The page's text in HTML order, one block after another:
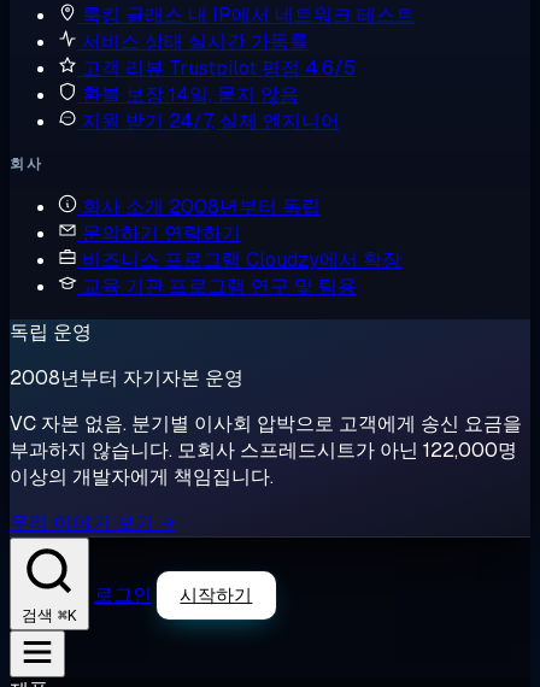
룩킹 글래스 내 IP에서 네트워크 테스트
서비스 상태 실시간 가동률
고객 리뷰 Trustpilot 평점 4.6/5
환불 보장14일, 묻지 않음
지원 받기 24/7, 실제 엔지니어
회사
회사 소개 2008년부터 독립
문의하기 연락하기
비즈니스 프로그램 Cloudzy에서 확장
교육 기관 프로그램 연구 및 팀용
독립 운영
2008년부터 자기자본 운영
VC 자본 없음. 분기별 이사회 압박으로 고객에게 송신 요금을
부과하지 않습니다. 모회사 스프레드시트가 아닌 122,000명
이상의 개발자에게 책임집니다.
우리 이야기 보기 →
검색 ⌘K
로그인 시작하기